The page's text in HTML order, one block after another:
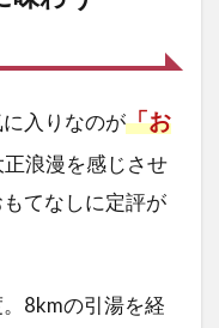
入りなのが「お
浪漫を感じさせ
てなしに定評が
8kmの引湯を経